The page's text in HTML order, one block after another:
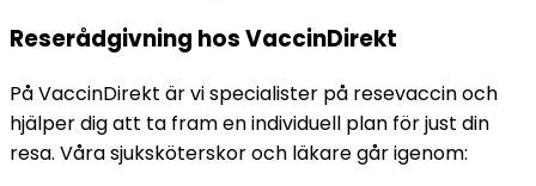
Reserådgivning hos VaccinDirekt
På VaccinDirekt är vi specialister på resevaccin och
hjälper dig att ta fram en individuell plan för just din
resa. Våra sjuksköterskor och läkare går igenom: